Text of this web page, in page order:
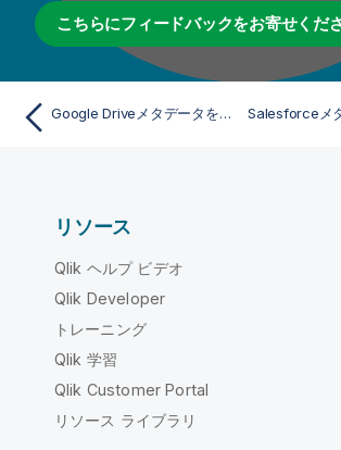
こちらにフィードバックをお寄せくだ
Google Driveメタデータを一元管理
リソース
Qlik ヘルプ ビデオ
Qlik Developer
トレーニング
Qlik 学習
Qlik Customer Portal
リソース ライブラリ